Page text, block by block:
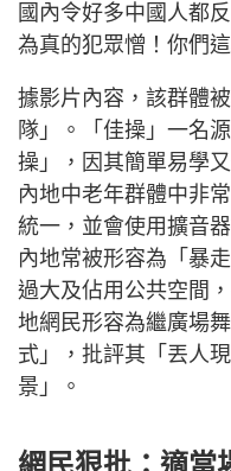
國內令好多中國人都
為真的犯眾憎！你們
據影片內容，該群體
隊」。「佳操」一名
操」，因其簡單易學
內地中老年群體中非
統一，並會使用擴音
內地常被形容為「暴
過大及佔用公共空間
地網民形容為繼廣場
式」，批評其「丟人
景」。